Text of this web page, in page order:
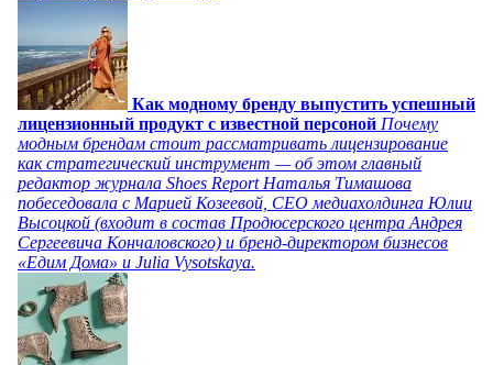
Как модному бренду выпустить успешный
лицензионный продукт с известной персоной Почему
модным брендам стоит рассматривать лицензирование
как стратегический инструмент — об этом главный
редактор журнала Shoes Report Наталья Тимашова
побеседовала с Марией Козеевой, СЕО медиахолдинга Юлии
Высоцкой (входит в состав Продюсерского центра Андрея
Сергеевича Кончаловского) и бренд-директором бизнесов
«Едим Дома» и Julia Vysotskaya.